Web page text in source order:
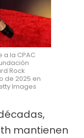
a la CPAC
Rock
de 2025 en
Images
mantienen